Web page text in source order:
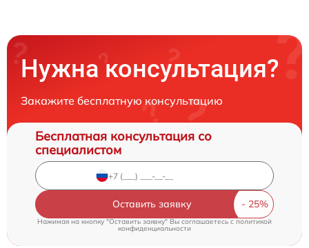
Нужна консультация?
Закажите бесплатную консультацию
Бесплатная консультация со
специалистом
Оставить заявку
Нажимая на кнопку "Оставить заявку" Вы соглашаетесь c политикой
конфиденциальности